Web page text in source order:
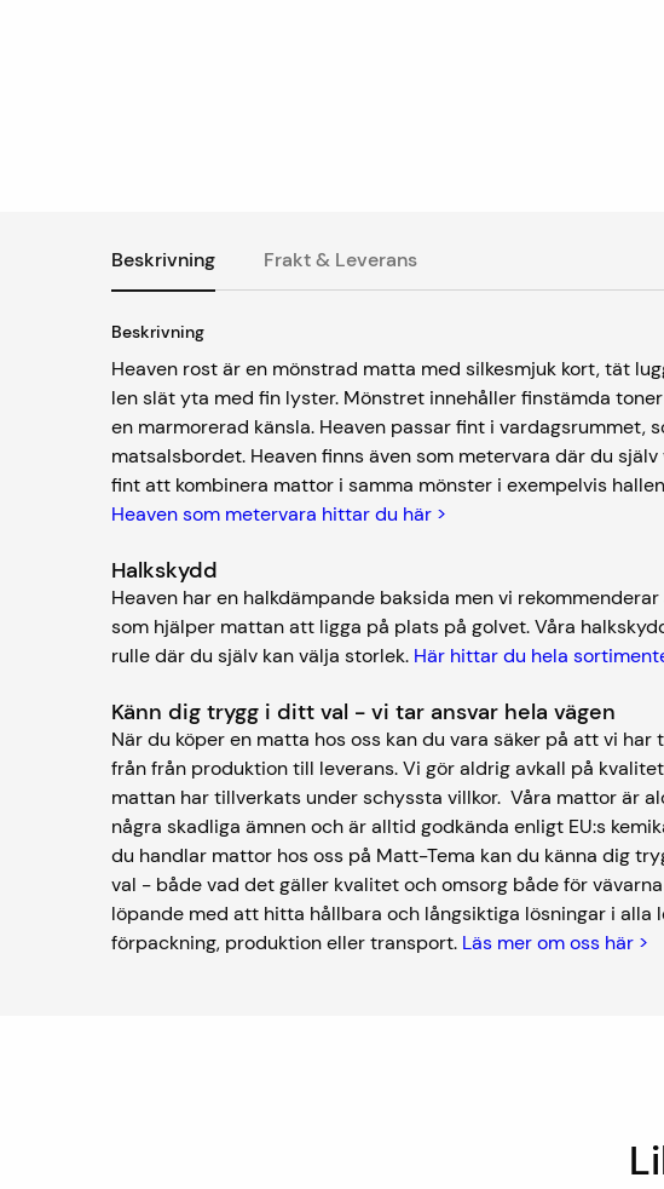
Beskrivning Frakt & Leverans
Beskrivning
Heaven rost är en mönstrad matta med silkesmjuk kort, tät
len slät yta med fin lyster. Mönstret innehåller finstämda
en marmorerad känsla. Heaven passar fint i vardagsrummet,
matsalsbordet. Heaven finns även som metervara där du
fint att kombinera mattor i samma mönster i exempelvis
Heaven som metervara hittar du här >
Halkskydd
Heaven har en halkdämpande baksida men vi
som hjälper mattan att ligga på plats på golvet. Våra
rulle där du själv kan välja storlek. Här hittar du hela
Känn dig trygg i ditt val - vi tar ansvar hela vägen
När du köper en matta hos oss kan du vara säker på att vi har
från från produktion till leverans. Vi gör aldrig avkall på
mattan har tillverkats under schyssta villkor. Våra mattor är
några skadliga ämnen och är alltid godkända enligt EU:s
du handlar mattor hos oss på Matt-Tema kan du känna dig
val - både vad det gäller kvalitet och omsorg både för
löpande med att hitta hållbara och långsiktiga lösningar i alla
förpackning, produktion eller transport. Läs mer om oss här >